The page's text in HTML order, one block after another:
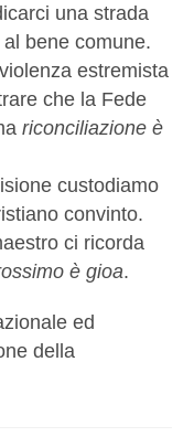
una strada
bene comune.
estremista
che la Fede
riconciliazione è
custodiamo
convinto.
ci ricorda
è gioa.
ed
della